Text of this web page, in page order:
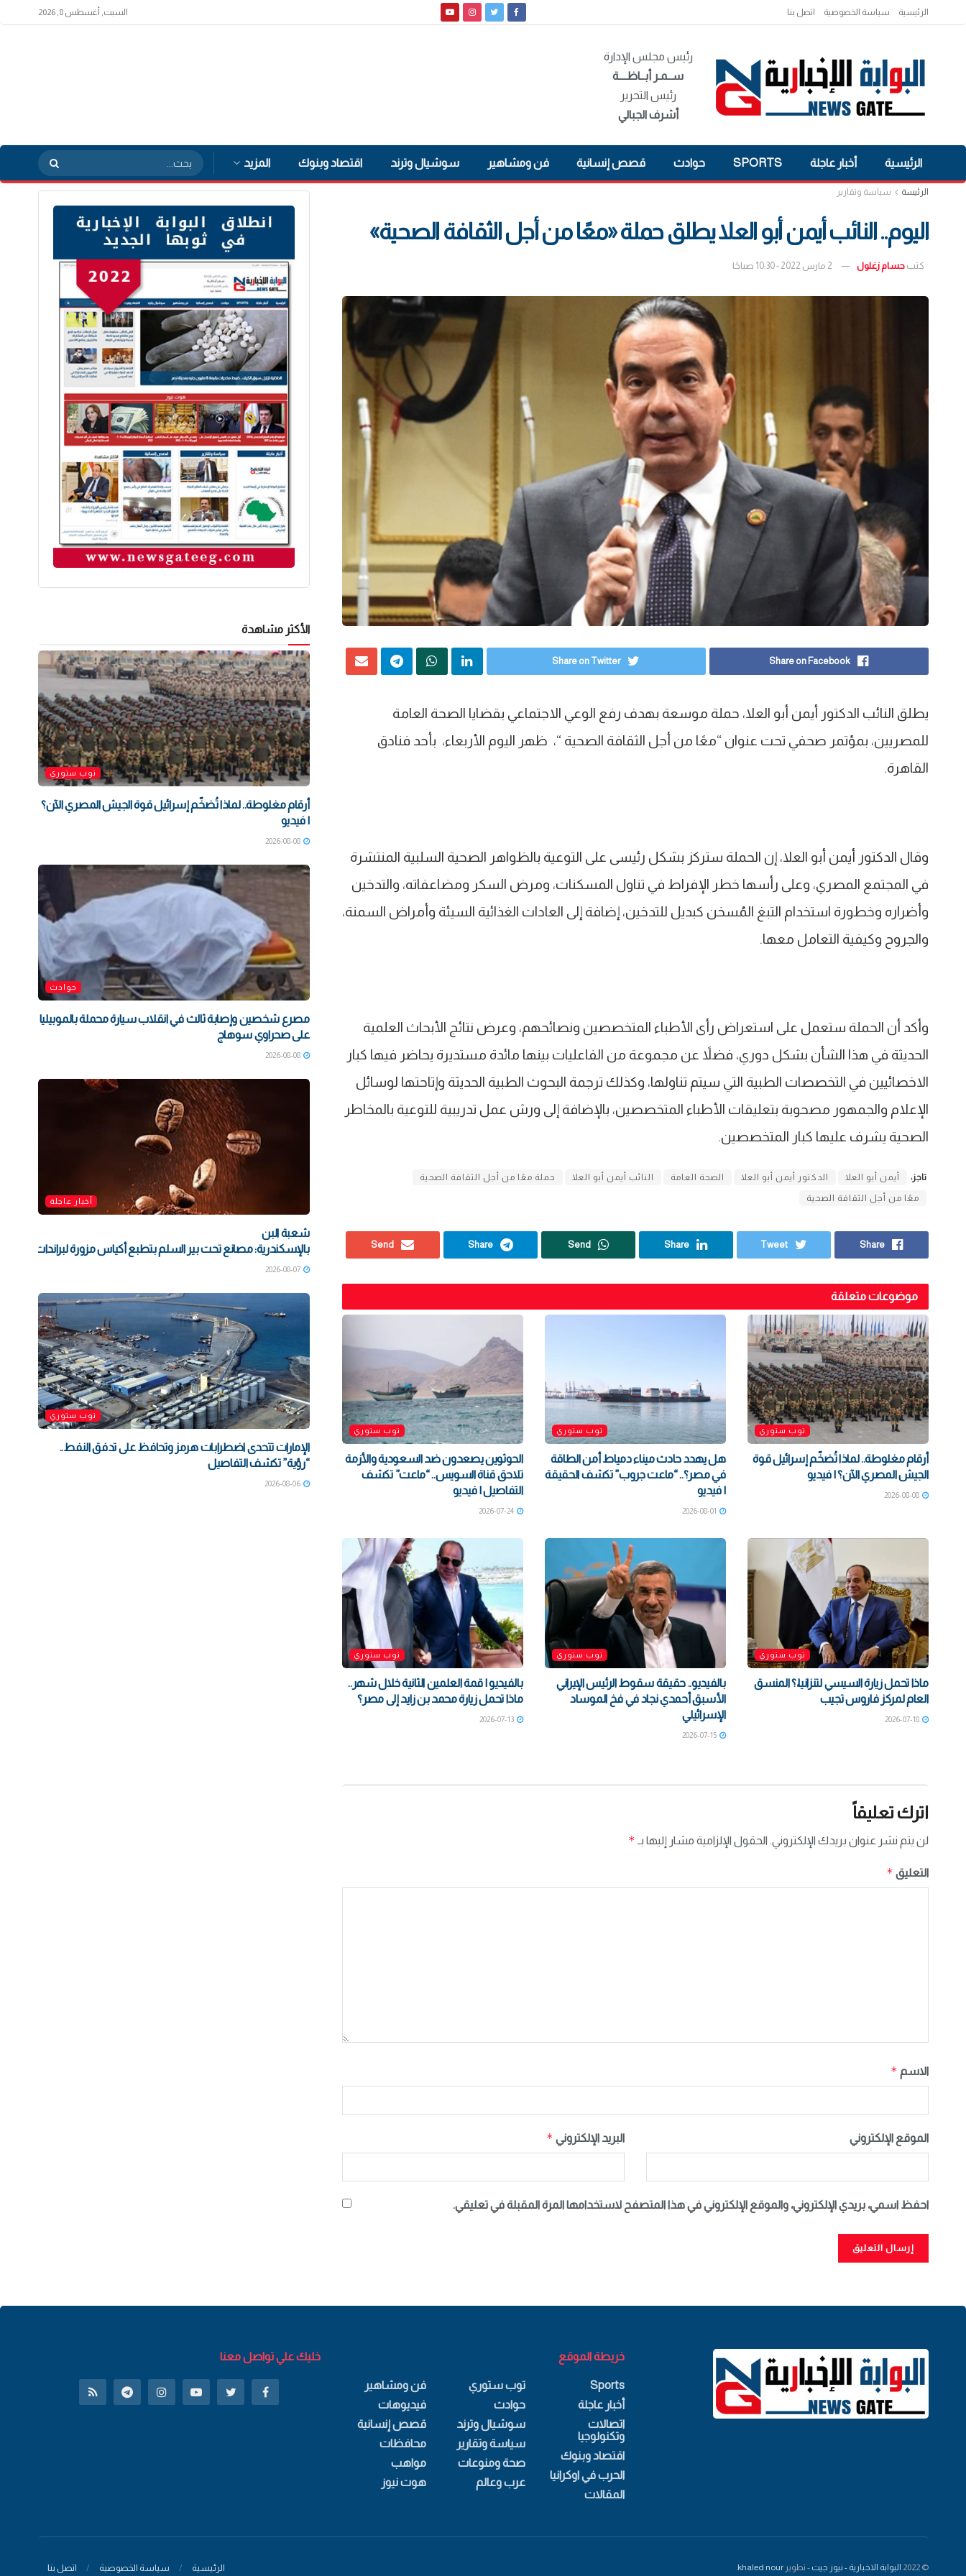
الرئيسية سياسة الخصوصية اتصل بنا السبت, أغسطس 8, 2026
رئيس مجلس الإدارة
ســمـر أبــاظــــة
رئيس التحرير
أشرف الجبالي
الرئيسية أخبار عاجلة SPORTS حوادث قصص إنسانية فن ومشاهير سوشيال وترند اقتصاد وبنوك المزيد
الرئيسة سياسة وتقارير
اليوم.. النائب أيمن أبو العلا يطلق حملة «معًا من أجل الثقافة الصحية»
كتب حسام زغلول 2 مارس 2022 - 10:30 صباحًا
Share on Facebook
Share on Twitter
يطلق النائب الدكتور أيمن أبو العلا، حملة موسعة بهدف رفع الوعي الاجتماعي بقضايا الصحة العامة
للمصريين، بمؤتمر صحفي تحت عنوان “معًا من أجل الثقافة الصحية “، ظهر اليوم الأربعاء، بأحد فنادق
القاهرة.
وقال الدكتور أيمن أبو العلا، إن الحملة ستركز بشكل رئيسى على التوعية بالظواهر الصحية السلبية المنتشرة
في المجتمع المصري، وعلى رأسها خطر الإفراط في تناول المسكنات، ومرض السكر ومضاعفاته، والتدخين
وأضراره وخطورة استخدام التبغ المُسخن كبديل للتدخين، إضافة إلى العادات الغذائية السيئة وأمراض السمنة،
والجروح وكيفية التعامل معها.
وأكد أن الحملة ستعمل على استعراض رأى الأطباء المتخصصين ونصائحهم، وعرض نتائج الأبحاث العلمية
الحديثة في هذا الشأن بشكل دوري، فضلاً عن مجموعة من الفاعليات بينها مائدة مستديرة يحاضر فيها كبار
الاخصائيين في التخصصات الطبية التي سيتم تناولها، وكذلك ترجمة البحوث الطبية الحديثة وإتاحتها لوسائل
الإعلام والجمهور مصحوبة بتعليقات الأطباء المتخصصين، بالإضافة إلى ورش عمل تدريبية للتوعية بالمخاطر
الصحية يشرف عليها كبار المتخصصين.
تاجز: أيمن أبو العلا الدكتور أيمن أبو العلا الصحة العامة النائب أيمن أبو العلا حملة معًا من أجل الثقافة الصحية
معًا من أجل الثقافة الصحية
Share
Tweet
Share
Send
Share
Send
موضوعات متعلقة
توب ستوري
أرقام مغلوطة.. لماذا تُضخّم إسرائيل قوة
الجيش المصري الآن؟ | فيديو
2026-08-08
توب ستوري
هل يهدد حادث ميناء دمياط أمن الطاقة
في مصر؟.. “ماعت جروب” تكشف الحقيقة
| فيديو
توب ستوري
الحوثوين يصعدون ضد السعودية والأزمة
تلاحق قناة السويس.. “ماعت” تكشف
التفاصيل | فيديو
2026-07-24
توب ستوري
ماذا تحمل زيارة السيسي لتنزانيا،؟ المنسق
العام لمركز فاروس تجيب
2026-07-18
توب ستوري
بالفيديو.. حقيقة سقوط الرئيس الإيراني
الأسبق أحمدي نجاد في فخ الموساد
الإسرائيلي
2026-07-15
توب ستوري
بالفيديو | قمة العلمين الثانية خلال شهر..
ماذا تحمل زيارة محمد بن زايد إلى مصر؟
2026-07-13
اترك تعليقاً
لن يتم نشر عنوان بريدك الإلكتروني. الحقول الإلزامية مشار إليها بـ *
التعليق *
الاسم *
البريد الإلكتروني * الموقع الإلكتروني
احفظ اسمي، بريدي الإلكتروني، والموقع الإلكتروني في هذا المتصفح لاستخدامها المرة المقبلة في تعليقي.
الأكثر مشاهدة
توب ستوري
أرقام مغلوطة.. لماذا تُضخّم إسرائيل قوة الجيش المصري الآن؟
| فيديو
2026-08-08
حوادث
مصرع شخصين وإصابة ثالث في انقلاب سيارة محملة بالموبيليا
على صحراوي سوهاج
2026-08-08
أخبار عاجلة
شعبة البن
بالإسكندرية: مصانع تحت بير السلم بتطبع أكياس مزورة لبراندات شهيرة
2026-08-07
توب ستوري
الإمارات تتحدى اضطرابات هرمز وتحافظ على تدفق النفط..
“رؤية” تكشف التفاصيل
2026-08-06
خريطة الموقع
Sports
أخبار عاجلة
اتصالات
وتكنولوجيا
اقتصاد وبنوك
الحرب في اوكرانيا
المقالات
توب ستوري
حوادث
سوشيال وترند
سياسة وتقارير
صحة ومنوعات
عرب وعالم
فن ومشاهير
فيديوهات
قصص إنسانية
محافظات
مواهب
هوت نيوز
خليك علي تواصل معنا
الرئيسية سياسة الخصوصية اتصل بنا © 2022 البوابة الاخبارية - نيوز جيت - تطويرkhaled nour